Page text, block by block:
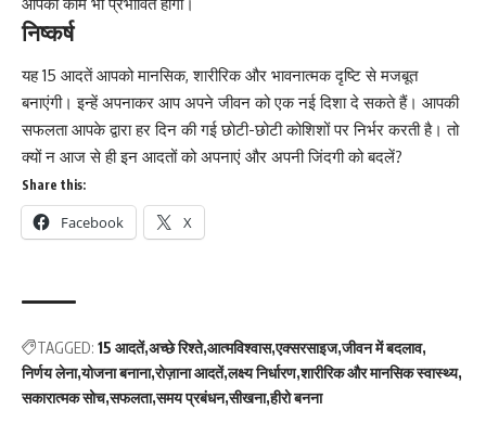
आपका काम भी प्रभावित होगा।
निष्कर्ष
यह 15 आदतें आपको मानसिक, शारीरिक और भावनात्मक दृष्टि से मजबूत
बनाएंगी। इन्हें अपनाकर आप अपने जीवन को एक नई दिशा दे सकते हैं। आपकी
सफलता आपके द्वारा हर दिन की गई छोटी-छोटी कोशिशों पर निर्भर करती है। तो
क्यों न आज से ही इन आदतों को अपनाएं और अपनी जिंदगी को बदलें?
Share this:
Facebook X
TAGGED: 15 आदतें अच्छे रिश्ते आत्मविश्वास एक्सरसाइज जीवन में बदलाव
निर्णय लेना योजना बनाना रोज़ाना आदतें लक्ष्य निर्धारण शारीरिक और मानसिक स्वास्थ्य
सकारात्मक सोच सफलता समय प्रबंधन सीखना हीरो बनना